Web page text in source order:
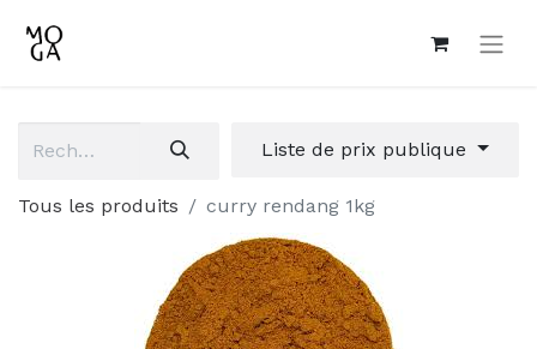
Liste de prix publique
Tous les produits curry rendang 1kg